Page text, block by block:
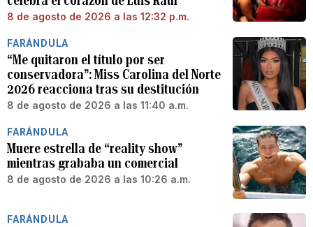
8 de agosto de 2026 a las 12:32 p.m.
FARÁNDULA
“Me quitaron el título por ser
conservadora”: Miss Carolina del Norte
2026 reacciona tras su destitución
8 de agosto de 2026 a las 11:40 a.m.
FARÁNDULA
Muere estrella de “reality show”
mientras grababa un comercial
8 de agosto de 2026 a las 10:26 a.m.
FARÁNDULA